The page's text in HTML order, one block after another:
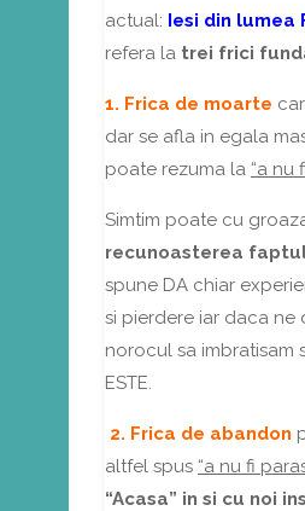
actual: Iesi din lumea
refera la trei frici
1. Frica de moarte
dar se afla in egala
poate rezuma la “a nu
Simtim poate cu
recunoasterea
spune DA chiar
si pierdere iar daca ne
norocul sa imbratisam
ESTE.
2. Frica de abandon
altfel spus “a nu fi
“Acasa” in si cu noi